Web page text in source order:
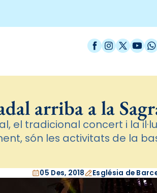
Facebook
Instagram
X /
arriba a la
el tradicional concert i la
són les activitats de la
05 Des, 2018 Església de